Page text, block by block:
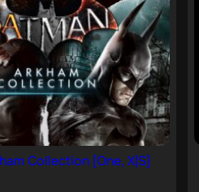
Collection [One, X|S]